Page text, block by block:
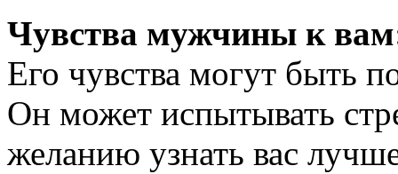
Чувства мужчины к
Его чувства могут быть
Он может испытывать
желанию узнать вас